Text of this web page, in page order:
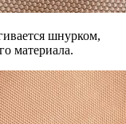
шнурком,
материала.